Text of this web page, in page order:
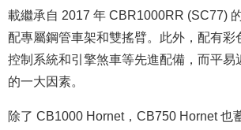
載繼承自 2017 年 CBR1000RR (SC77)
配專屬鋼管車架和雙搖臂。此外，配有彩
控制系統和引擎煞車等先進配備，而平易
的一大因素。
除了 CB1000 Hornet，CB750 Hornet 也